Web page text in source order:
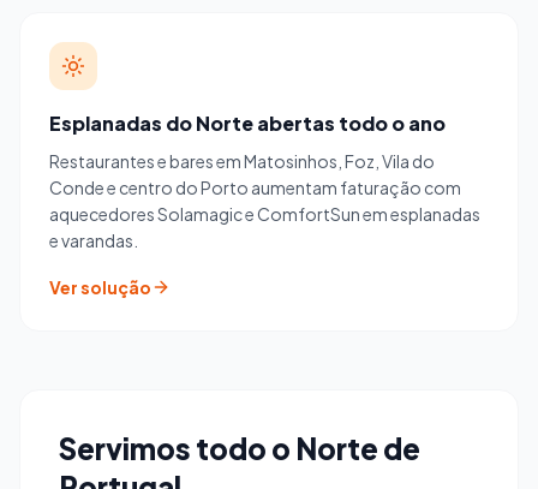
Esplanadas do Norte abertas todo o ano
Restaurantes e bares em Matosinhos, Foz, Vila do
Conde e centro do Porto aumentam faturação com
aquecedores Solamagic e ComfortSun em esplanadas
e varandas.
Ver solução
Servimos todo o Norte de